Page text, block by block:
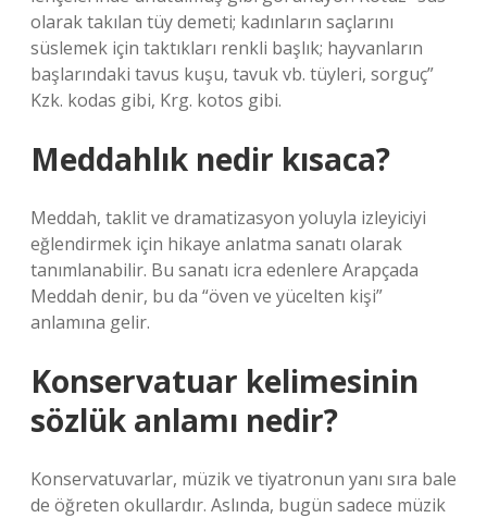
olarak takılan tüy demeti; kadınların saçlarını
süslemek için taktıkları renkli başlık; hayvanların
başlarındaki tavus kuşu, tavuk vb. tüyleri, sorguç”
Kzk. kodas gibi, Krg. kotos gibi.
Meddahlık nedir kısaca?
Meddah, taklit ve dramatizasyon yoluyla izleyiciyi
eğlendirmek için hikaye anlatma sanatı olarak
tanımlanabilir. Bu sanatı icra edenlere Arapçada
Meddah denir, bu da “öven ve yücelten kişi”
anlamına gelir.
Konservatuar kelimesinin
sözlük anlamı nedir?
Konservatuvarlar, müzik ve tiyatronun yanı sıra bale
de öğreten okullardır. Aslında, bugün sadece müzik